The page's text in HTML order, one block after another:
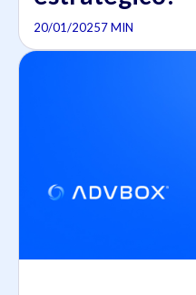
20/01/20257 MIN